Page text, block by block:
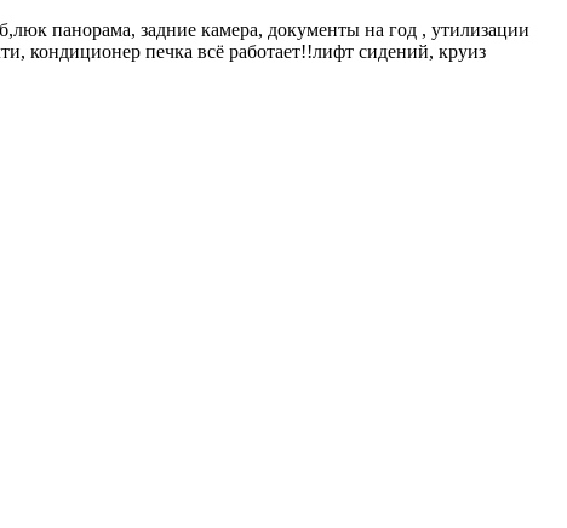
панорама, задние камера, документы на год , утилизации
кондиционер печка всё работает!!лифт сидений, круиз